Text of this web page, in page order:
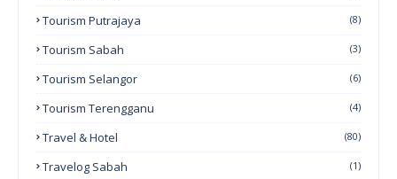
Tourism Putrajaya (8)
Tourism Sabah (3)
Tourism Selangor (6)
Tourism Terengganu (4)
Travel & Hotel (80)
Travelog Sabah (1)